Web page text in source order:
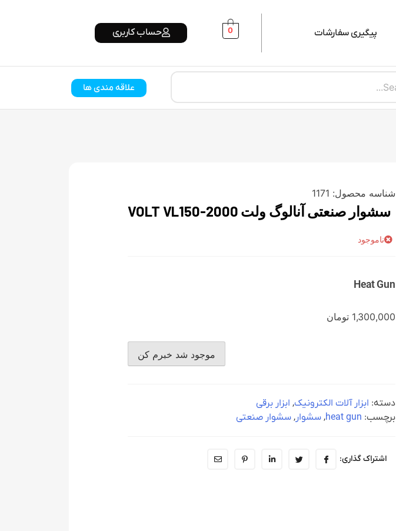
پیگیری سفارشات 0 حساب کاربری
علاقه مندی ها
شناسه محصول: 1171
سشوار صنعتی آنالوگ ولت VOLT VL150-2000
ناموجود
Heat Gun
1,300,000 تومان
دسته: ابزار آلات الکترونیک, ابزار برقی
برچسب: heat gun
, سشوار, سشوار صنعتی
اشتراک گذاری: